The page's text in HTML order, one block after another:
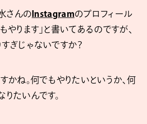
さんの Instagramのプロフィール
やります」と書いてあるのですが、
ぎじゃないですか？
かね。何でもやりたいというか、何
たいんです。